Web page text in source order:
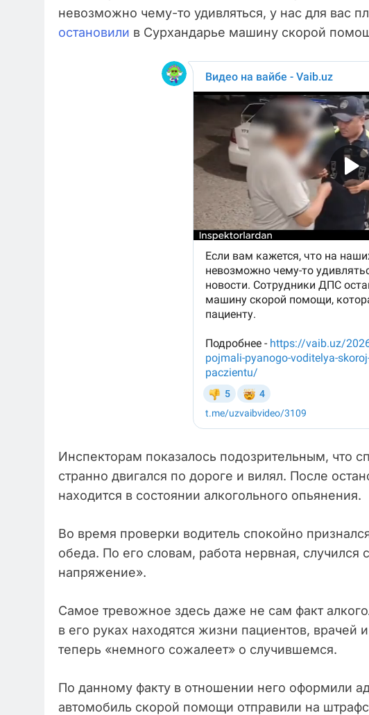
невозможно чему-то удивляться, у нас для вас
остановили в Сурхандарье машину скорой
Инспекторам показалось подозрительным, что
странно двигался по дороге и вилял. После
находится в состоянии алкогольного опьянения.
Во время проверки водитель спокойно
обеда. По его словам, работа нервная, случился
напряжение».
Самое тревожное здесь даже не сам факт
в его руках находятся жизни пациентов, врачей
теперь «немного сожалеет» о случившемся.
По данному факту в отношении него оформили
автомобиль скорой помощи отправили на